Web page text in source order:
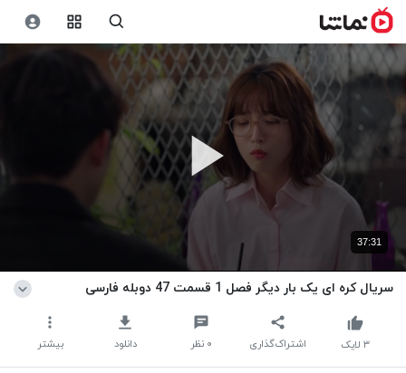
37:31
سریال کره ای یک بار دیگر فصل 1 قسمت 47 دوبله فارسی
اشتراک‌گذاری ۰ نظر دانلود بیشتر ۳ لایک